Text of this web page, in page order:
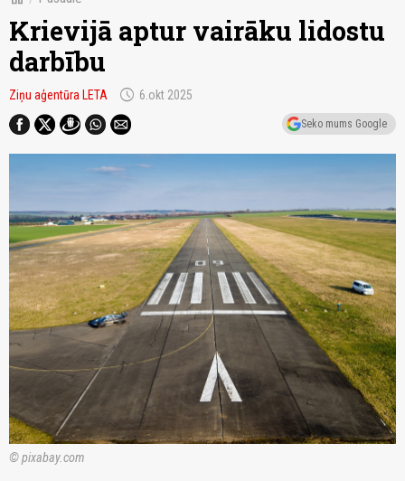
Krievijā aptur vairāku lidostu
darbību
Ziņu aģentūra LETA schedule 6.okt 2025
Seko mums Google
© pixabay.com